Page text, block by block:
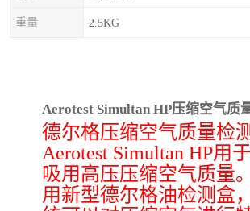
重量 2.5KG
Aerotest Simultan HP压缩空气质
德尔格压缩空气质量检
Aerotest Simultan HP用
吸用高压压缩空气质量
用新型德尔格油检测盒